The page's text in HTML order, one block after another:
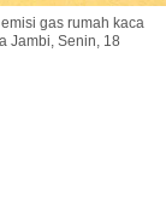
gas rumah kaca
Jambi, Senin, 18